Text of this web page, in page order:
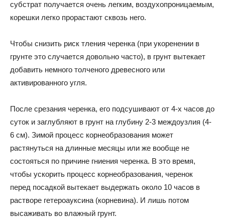
субстрат получается очень легким, воздухопроницаемым,
корешки легко прорастают сквозь него.
Чтобы снизить риск тления черенка (при укоренении в
грунте это случается довольно часто), в грунт вытекает
добавить немного толченого древесного или
активированного угля.
После срезания черенка, его подсушивают от 4-х часов до
суток и заглубляют в грунт на глубину 2-3 междоузлия (4-
6 см). Зимой процесс корнеобразования может
растянуться на длинные месяцы или же вообще не
состояться по причине гниения черенка. В это время,
чтобы ускорить процесс корнеобразования, черенок
перед посадкой вытекает выдержать около 10 часов в
растворе гетероауксина (корневина). И лишь потом
высаживать во влажный грунт.